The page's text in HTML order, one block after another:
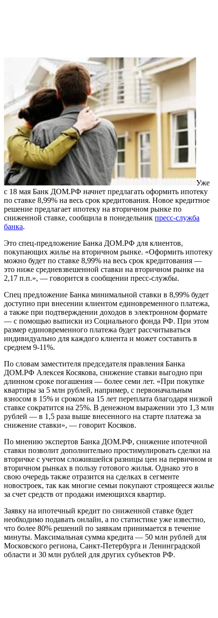
Уже
с 18 мая Банк ДОМ.РФ начнет предлагать оформить ипотеку
по ставке 8,99% на весь срок кредитования. Новое кредитное
решение предлагает ипотеку на вторичном рынке по
сниженной ставке, сообщила в понедельник пресс-служба
банка.
Это спец-предложение Банка ДОМ.РФ для клиентов,
покупающих жилье на вторичном рынке. «Оформить ипотеку
можно будет по ставке 8,99% на весь срок кредитования —
это ниже средневзвешенной ставки на вторичном рынке на
2,17 п.п.», — говорится в сообщении пресс-службы.
Спец предложение Банка минимальной ставки в 8,99% будет
доступно при внесении клиентом единовременного платежа,
а также при подтверждении доходов в электронном формате
— с помощью выписки из Социального фонда РФ. При этом
размер единовременного платежа будет рассчитываться
индивидуально для каждого клиента и может составить в
среднем 9-11%.
По словам заместителя председателя правления Банка
ДОМ.РФ Алексея Косякова, снижение ставки выгодно при
длинном сроке погашения — более семи лет. «При покупке
квартиры за 5 млн рублей, например, с первоначальным
взносом в 15% и сроком на 15 лет переплата благодаря низкой
ставке сократится на 25%. В денежном выражении это 1,3 млн
рублей — в 1,5 раза выше внесенного на старте платежа за
снижение ставки», — говорит Косяков.
По мнению экспертов Банка ДОМ.РФ, снижение ипотечной
ставки позволит дополнительно простимулировать сделки на
вторичке с учетом сложившейся разницы цен на первичном и
вторичном рынках в пользу готового жилья. Однако это в
свою очередь также отразится на сделках в сегменте
новостроек, так как многие семьи покупают строящееся жилье
за счет средств от продажи имеющихся квартир.
Заявку на ипотечный кредит по сниженной ставке будет
необходимо подавать онлайн, а по статистике уже известно,
что более 80% решений по заявкам принимается в течение
минуты. Максимальная сумма кредита — 50 млн рублей для
Московского региона, Санкт-Петербурга и Ленинградской
области и 30 млн рублей для других субъектов РФ.